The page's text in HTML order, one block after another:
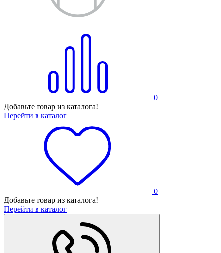
0
Добавьте товар из каталога!
Перейти в каталог
0
Добавьте товар из каталога!
Перейти в каталог